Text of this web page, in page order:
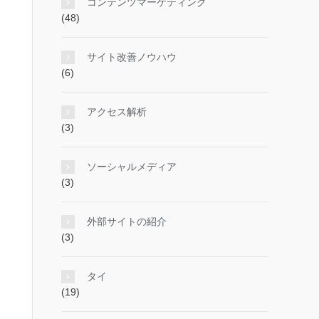
(48)
サイト改善ノウハウ
(6)
アクセス解析
(3)
ソーシャルメディア
(3)
外部サイトの紹介
(3)
タイ
(19)